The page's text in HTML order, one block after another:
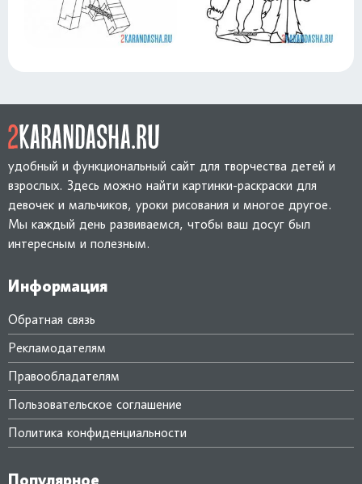
удобный и функциональный сайт для творчества детей и
взрослых. Здесь можно найти картинки-раскраски для
девочек и мальчиков, уроки рисования и многое другое.
Мы каждый день развиваемся, чтобы ваш досуг был
интересным и полезным.
Информация
Обратная связь
Рекламодателям
Правообладателям
Пользовательское соглашение
Политика конфиденциальности
Популярное